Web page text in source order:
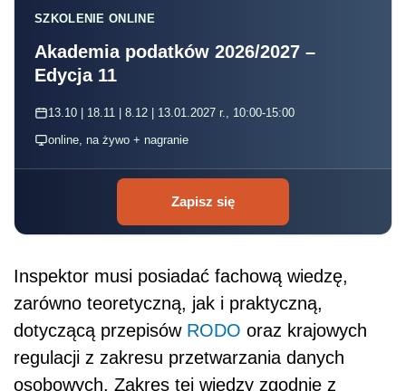
SZKOLENIE ONLINE
Akademia podatków 2026/2027 –
Edycja 11
13.10 | 18.11 | 8.12 | 13.01.2027 r., 10:00-15:00
online, na żywo + nagranie
Zapisz się
Inspektor musi posiadać fachową wiedzę,
zarówno teoretyczną, jak i praktyczną,
dotyczącą przepisów RODO oraz krajowych
regulacji z zakresu przetwarzania danych
osobowych. Zakres tej wiedzy zgodnie z